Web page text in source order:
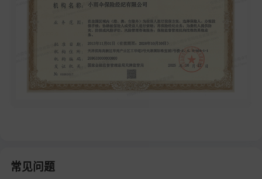
常见问题